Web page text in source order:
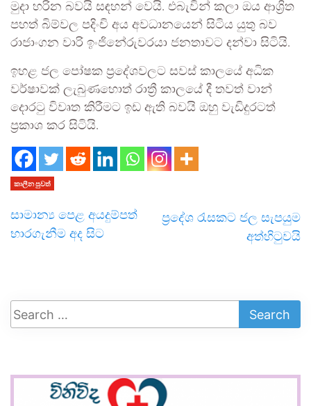
මුදා හරින බවයි සඳහන් වෙයි. එබැවින් කලා ඔය ආශ්‍රිත
පහත් බිම්වල පදිංචි අය අවධානයෙන් සිටිය යුතු බව
රාජාංගන වාරි ඉංජිනේරුවරයා ජනතාවට දන්වා සිටියි.
ඉහළ ජල පෝෂක ප්‍රදේශවලට සවස් කාලයේ අධික
වර්ෂාවක් ලැබුණහොත් රාත්‍රී කාලයේ දී තවත් වාන්
දොරටු විවෘත කිරීමට ඉඩ ඇති බවයි ඔහු වැඩිදුරටත්
ප්‍රකාශ කර සිටියි.
කාලීන පුවත්
සාමාන්‍ය පෙළ අයදුම්පත්
භාරගැනීම අද සිට
ප්‍රදේශ රැසකට ජල සැපයුම
අත්හිටුවයි